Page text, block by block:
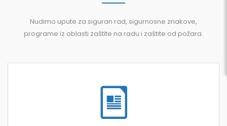
Nudimo upute za siguran rad, sigurnosne znakove,
programe iz oblasti zaštite na radu i zaštite od požara.